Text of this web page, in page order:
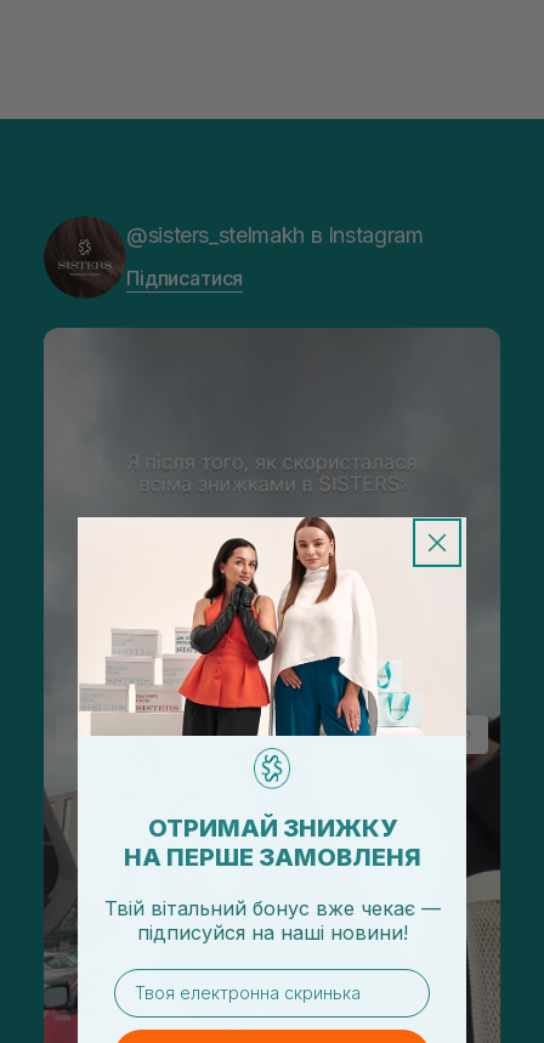
@sisters_stelmakh в Instagram
Підписатися
ОТРИМАЙ ЗНИЖКУ
НА ПЕРШЕ ЗАМОВЛЕНЯ
Твій вітальний бонус вже чекає —
підписуйся на наші новини!
email